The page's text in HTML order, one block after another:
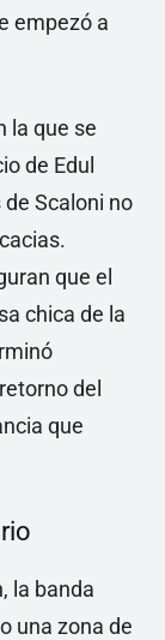
empezó a
la que se
de Edul
Scaloni no
que el
chica de la
del
que
la banda
una zona de